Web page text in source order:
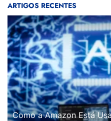
ARTIGOS RECENTES
Como a Amazon Está